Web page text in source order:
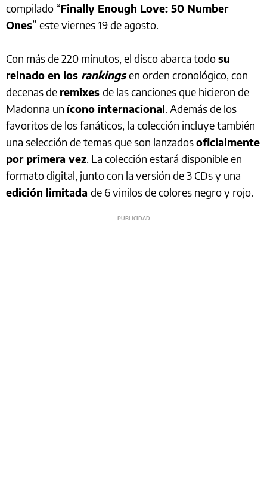
compilado “Finally Enough Love: 50 Number
Ones” este viernes 19 de agosto.
Con más de 220 minutos, el disco abarca todosu
reinado en los rankingsen orden cronológico, con
decenas de remixes de las canciones que hicieron de
Madonna un ícono internacional. Además de los
favoritos de los fanáticos, la colección incluye también
una selección de temas que son lanzadosoficialmente
por primera vez. La colección estará disponible en
formato digital, junto con la versión de 3 CDs y una
edición limitada de 6 vinilos de colores negro y rojo.